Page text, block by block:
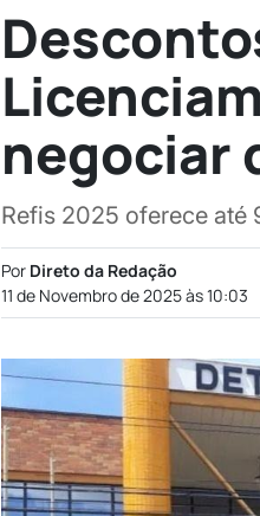
negociar
Refis 2025 oferece até
Por Direto da Redação
11 de Novembro de 2025 às 10:03